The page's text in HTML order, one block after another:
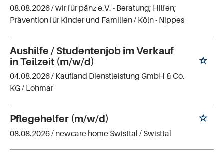
08.08.2026 /wir für pänz e.V. - Beratung; Hilfen;
Prävention für Kinder und Familien/ Köln - Nippes
Aushilfe / Studentenjob im Verkauf
in Teilzeit (m/w/d)
04.08.2026 / Kaufland Dienstleistung GmbH & Co.
KG/ Lohmar
Pflegehelfer (m/w/d)
08.08.2026 / newcare home Swisttal/ Swisttal